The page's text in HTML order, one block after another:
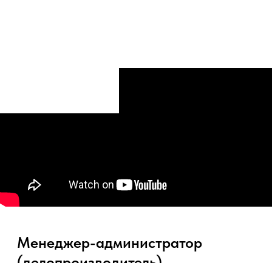
(делопроизводитель)
от 75 000 до 82 500 ₽ за месяц, до